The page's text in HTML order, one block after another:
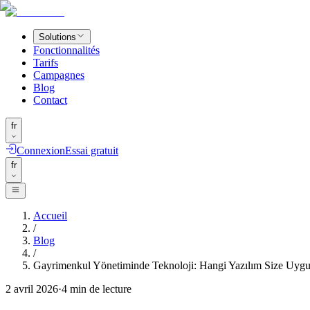
Solutions
Fonctionnalités
Tarifs
Campagnes
Blog
Contact
fr
ConnexionEssai gratuit
fr
Accueil
/
Blog
/
Gayrimenkul Yönetiminde Teknoloji: Hangi Yazılım Size
2 avril 2026·4 min de lecture